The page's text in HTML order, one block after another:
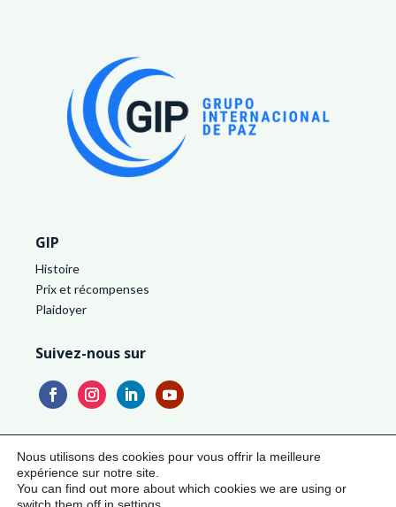
GIP
Histoire
Prix et récompenses
Plaidoyer
Suivez-nous sur
2024 GIP. Tous droits réservés
Politique de confidentialité Conditions
Nous utilisons des cookies pour vous offrir la meilleure
expérience sur notre site.
You can find out more about which cookies we are using or